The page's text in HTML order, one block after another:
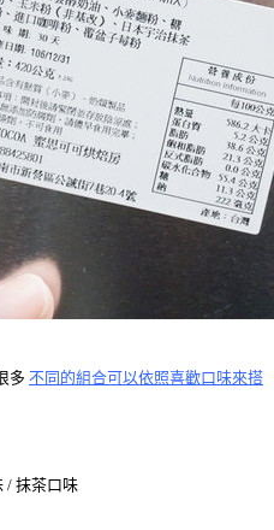
多 不同的組合可以依照喜歡口味來搭
/ 抹茶口味